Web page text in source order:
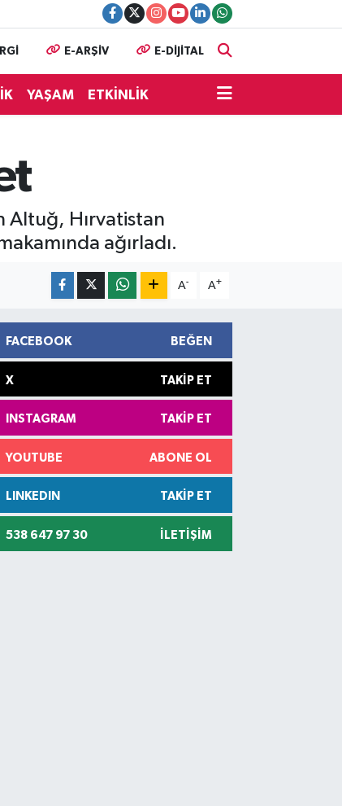
E-ARŞİV E-DİJİTAL
YAŞAM ETKİNLİK
Altuğ, Hırvatistan
ağırladı.
A- A+
FACEBOOK BEĞEN
X TAKIP ET
INSTAGRAM TAKIP ET
YOUTUBE ABONE OL
LINKEDIN TAKIP ET
538 647 97 30 İLETIŞIM